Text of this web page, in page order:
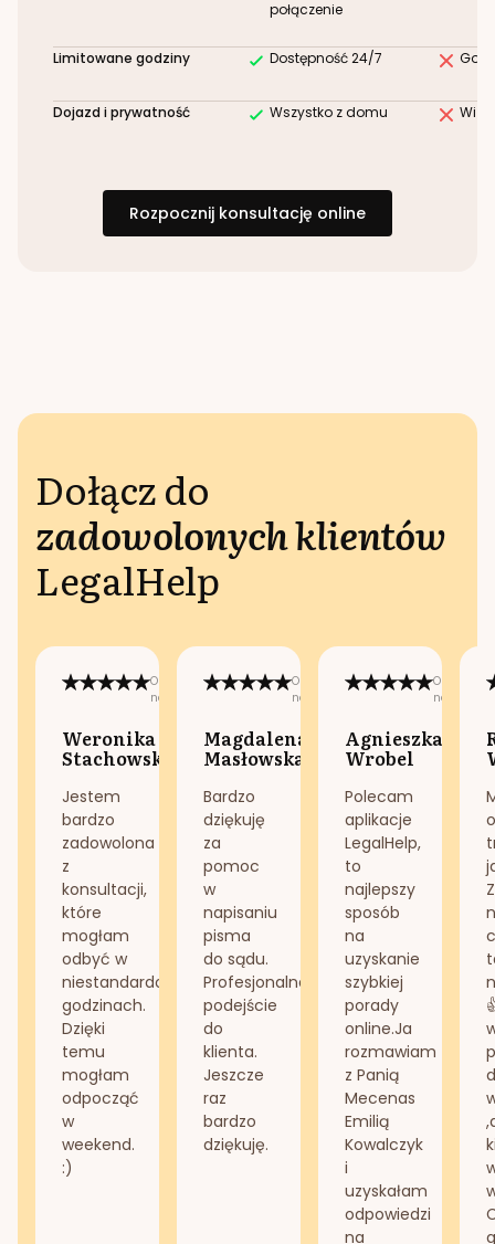
połączenie
Limitowane godziny Dostępność 24/7
Dojazd i prywatność Wszystko z domu
Rozpocznij konsultację online
Dołącz do
zadowolonych klientów
LegalHelp
Opublikowano
na:
Weronika
Stachowska
Jestem
bardzo
zadowolona
z
konsultacji,
które
mogłam
odbyć w
niestandardowych
godzinach.
Dzięki
temu
mogłam
odpocząć
w
weekend.
:)
Opublikowano
na:
Magdalena
Masłowska
Bardzo
dziękuję
za
pomoc
w
napisaniu
pisma
do sądu.
Profesjonalne
podejście
do
klienta.
Jeszcze
raz
bardzo
dziękuję.
na:
Agnieszka
Wrobel
Polecam
aplikacje
LegalHelp,
to
najlepszy
sposób
na
uzyskanie
szybkiej
porady
online.Ja
rozmawiam
z Panią
Mecenas
Emilią
Kowalczyk
i
uzyskałam
odpowiedzi
na